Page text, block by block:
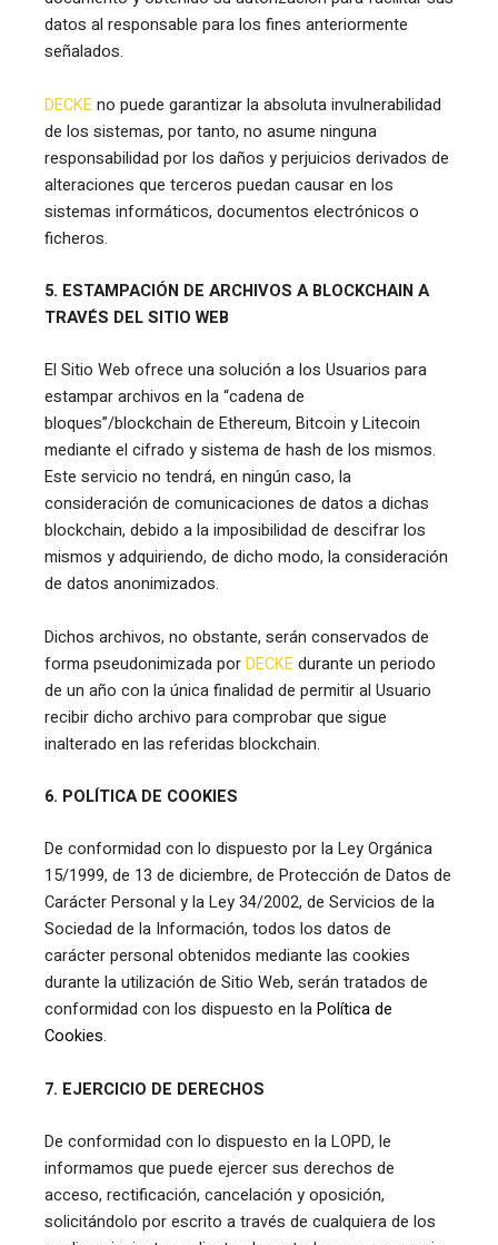
datos al responsable para los fines anteriormente
señalados.
DECKEno puede garantizar la absoluta invulnerabilidad
de los sistemas, por tanto, no asume ninguna
responsabilidad por los daños y perjuicios derivados de
alteraciones que terceros puedan causar en los
sistemas informáticos, documentos electrónicos o
ficheros.
5. ESTAMPACIÓN DE ARCHIVOS A BLOCKCHAIN A
TRAVÉS DEL SITIO WEB
El Sitio Web ofrece una solución a los Usuarios para
estampar archivos en la “cadena de
bloques”/blockchain de Ethereum, Bitcoin y Litecoin
mediante el cifrado y sistema de hash de los mismos.
Este servicio no tendrá, en ningún caso, la
consideración de comunicaciones de datos a dichas
blockchain, debido a la imposibilidad de descifrar los
mismos y adquiriendo, de dicho modo, la consideración
de datos anonimizados.
Dichos archivos, no obstante, serán conservados de
forma pseudonimizada porDECKEdurante un periodo
de un año con la única finalidad de permitir al Usuario
recibir dicho archivo para comprobar que sigue
inalterado en las referidas blockchain.
6. POLÍTICA DE COOKIES
De conformidad con lo dispuesto por la Ley Orgánica
15/1999, de 13 de diciembre, de Protección de Datos de
Carácter Personal y la Ley 34/2002, de Servicios de la
Sociedad de la Información, todos los datos de
carácter personal obtenidos mediante las cookies
durante la utilización de Sitio Web, serán tratados de
conformidad con los dispuesto en laPolítica de
Cookies.
7. EJERCICIO DE DERECHOS
De conformidad con lo dispuesto en la LOPD, le
informamos que puede ejercer sus derechos de
acceso, rectificación, cancelación y oposición,
solicitándolo por escrito a través de cualquiera de los